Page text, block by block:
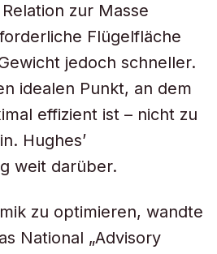
zur Masse
Flügelfläche
jedoch schneller.
idealen Punkt, an dem
effizient ist – nicht zu
Hughes’
weit darüber.
zu optimieren, wandte
National „Advisory